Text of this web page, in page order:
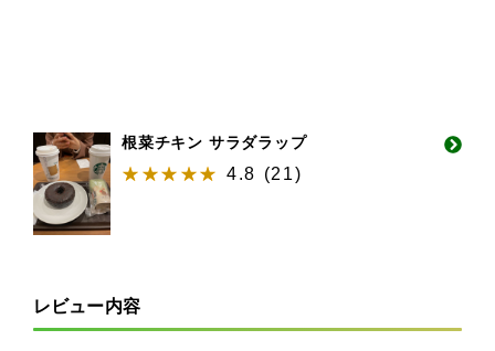
根菜チキン サラダラップ
4.8 (21)
レビュー内容